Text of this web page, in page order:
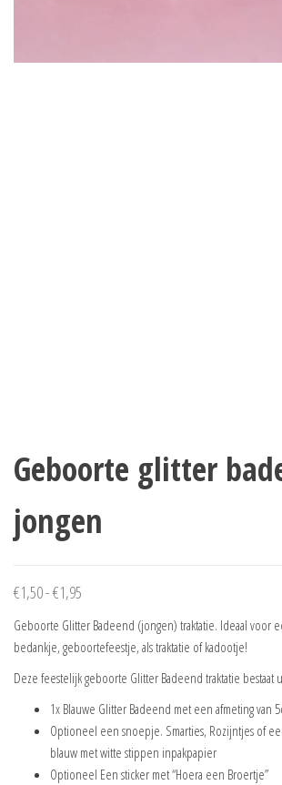
Geboorte glitter
jongen
€1,50-€1,95
€1,50
tot
€1,95
Geboorte Glitter Badeend (jongen) traktatie. Ideaal voor
bedankje, geboortefeestje, als traktatie of kadootje!
Deze feestelijk geboorte Glitter Badeend traktatie bestaat
1x Blauwe Glitter Badeend met een afmeting van
Optioneel een snoepje. Smarties, Rozijntjes of
blauw met witte stippen inpakpapier
Optioneel Een sticker met “Hoera een Broertje”